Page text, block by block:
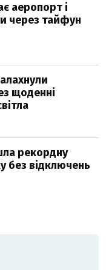
аеропорт і
через тайфун
щоденні
рекордну
без відключень